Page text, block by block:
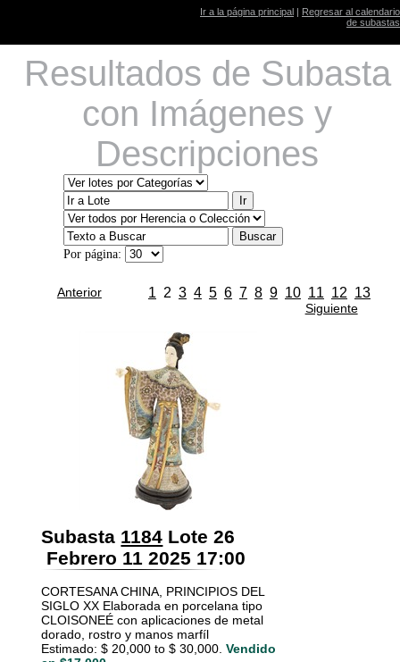
Ir a la página principal | Regresar al calendario
de subastas
Resultados de Subasta
con Imágenes y
Descripciones
Por página:
Anterior 1 2 3 4 5 6 7 8 9 10 11 12 13
Siguiente
Subasta 1184 Lote 26
Febrero 11 2025 17:00
CORTESANA CHINA, PRINCIPIOS DEL
SIGLO XX Elaborada en porcelana tipo
CLOISONEÉ con aplicaciones de metal
dorado, rostro y manos marfíl
Estimado: $ 20,000 to $ 30,000. Vendido